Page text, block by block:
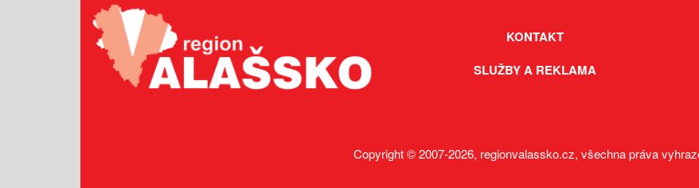
KONTAKT
SLUŽBY A REKLAMA
Copyright © 2007-2026, regionvalassko.cz, všechna práva